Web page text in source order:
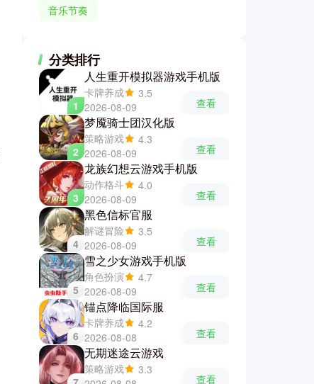
音乐节奏
分类排行
1
人生重开模拟器游戏手机版
卡牌养成
3.5
2026-08-09
查看
2
梦魇骑士团汉化版
策略游戏
4.3
2026-08-09
查看
3
龙族幻想云游戏手机版
动作格斗
4.0
2026-08-09
查看
4
黑色信标官服
解谜冒险
3.5
2026-08-09
查看
5
雪之少女游戏手机版
角色扮演
4.7
2026-08-09
查看
6
锚点降临国际服
卡牌养成
4.2
2026-08-08
查看
无期迷途云游戏
策略游戏
3.3
查看